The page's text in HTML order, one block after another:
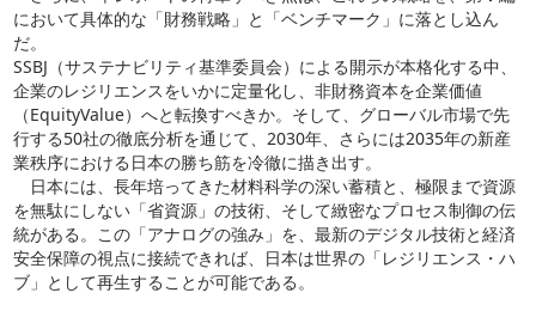
において具体的な「財務戦略」と「ベンチマーク」に落とし込ん
だ。
SSBJ（サステナビリティ基準委員会）による開示が本格化する中、
企業のレジリエンスをいかに定量化し、非財務資本を企業価値
（EquityValue）へと転換すべきか。そして、グローバル市場で先
行する50社の徹底分析を通じて、2030年、さらには2035年の新産
業秩序における日本の勝ち筋を冷徹に描き出す。
日本には、長年培ってきた材料科学の深い蓄積と、極限まで資源
を無駄にしない「省資源」の技術、そして緻密なプロセス制御の伝
統がある。この「アナログの強み」を、最新のデジタル技術と経済
安全保障の視点に接続できれば、日本は世界の「レジリエンス・ハ
ブ」として再生することが可能である。